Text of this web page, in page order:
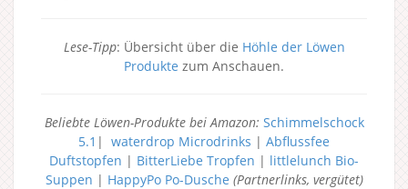
Lese-Tipp: Übersicht über die Höhle der Löwen
Produkte zum Anschauen.
Beliebte Löwen-Produkte bei Amazon: Schimmelschock
5.1 | waterdrop Microdrinks | Abflussfee
Duftstopfen | BitterLiebe Tropfen | littlelunch Bio-
Suppen | HappyPo Po-Dusche (Partnerlinks, vergütet)